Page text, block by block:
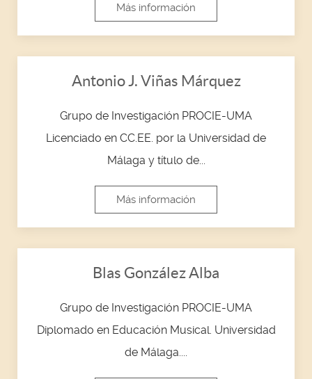
Más información
Antonio J. Viñas Márquez
Grupo de Investigación PROCIE-UMA
Licenciado en CC.EE. por la Universidad de
Málaga y título de...
Más información
Blas González Alba
Grupo de Investigación PROCIE-UMA
Diplomado en Educación Musical. Universidad
de Málaga....